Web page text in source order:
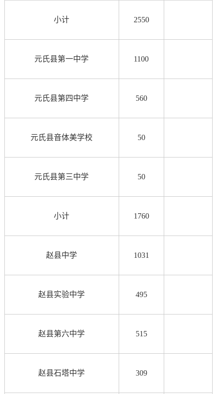
小计 2550
元氏县第一中学 1100
元氏县第四中学 560
元氏县音体美学校 50
元氏县第三中学 50
小计 1760
赵县中学 1031
赵县实验中学 495
赵县第六中学 515
赵县石塔中学 309